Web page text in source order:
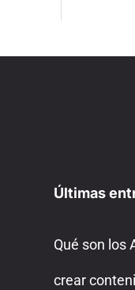
Últimas
Qué son los
crear